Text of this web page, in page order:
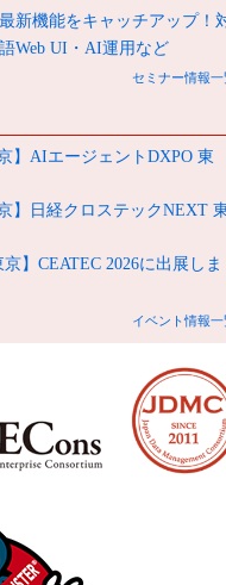
最新機能をキャッチアップ！
Web UI・AI運用など
セミナー情報一
京】AIエージェントDXPO 東
京】日経クロステックNEXT
京】CEATEC 2026に出展しま
イベント情報一